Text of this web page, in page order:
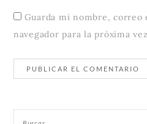
Guarda mi nombre, correo
navegador para la próxima